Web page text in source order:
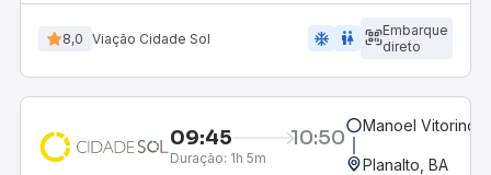
8,0 Viação Cidade Sol ac_unit wc
Embarque
direto
09:45 10:50
Duração: 1h 5m
Manoel Vitorino,
Planalto, BA